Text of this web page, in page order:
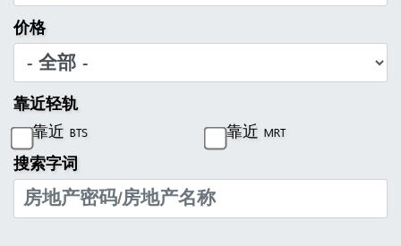
价格
靠近轻轨
靠近 BTS
靠近 MRT
搜索字词